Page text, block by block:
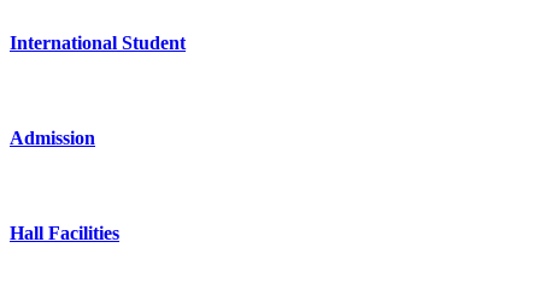
International Student
Admission
Hall Facilities